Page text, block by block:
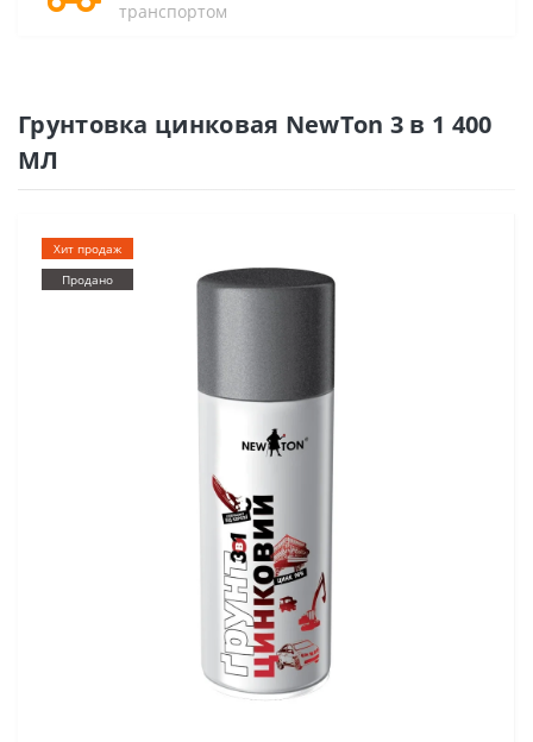
транспортом
Грунтовка цинковая NewTon 3 в 1 400
МЛ
Хит продаж
Продано